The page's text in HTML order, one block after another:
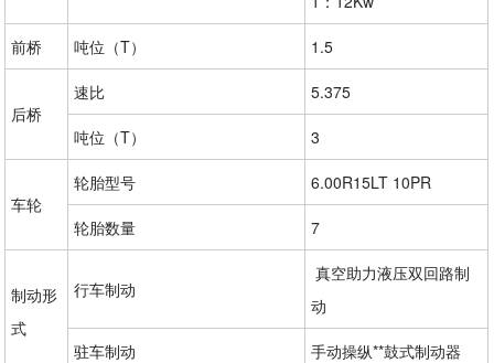
前桥 吨位（T） 1.5
后桥
速比 5.375
吨位（T） 3
车轮
轮胎型号 6.00R15LT 10PR
轮胎数量 7
制动形
式
行车制动
真空助力液压双回路制
动
驻车制动 手动操纵**鼓式制动器